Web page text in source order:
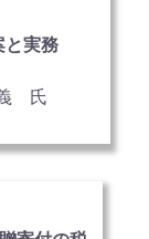
実務
氏